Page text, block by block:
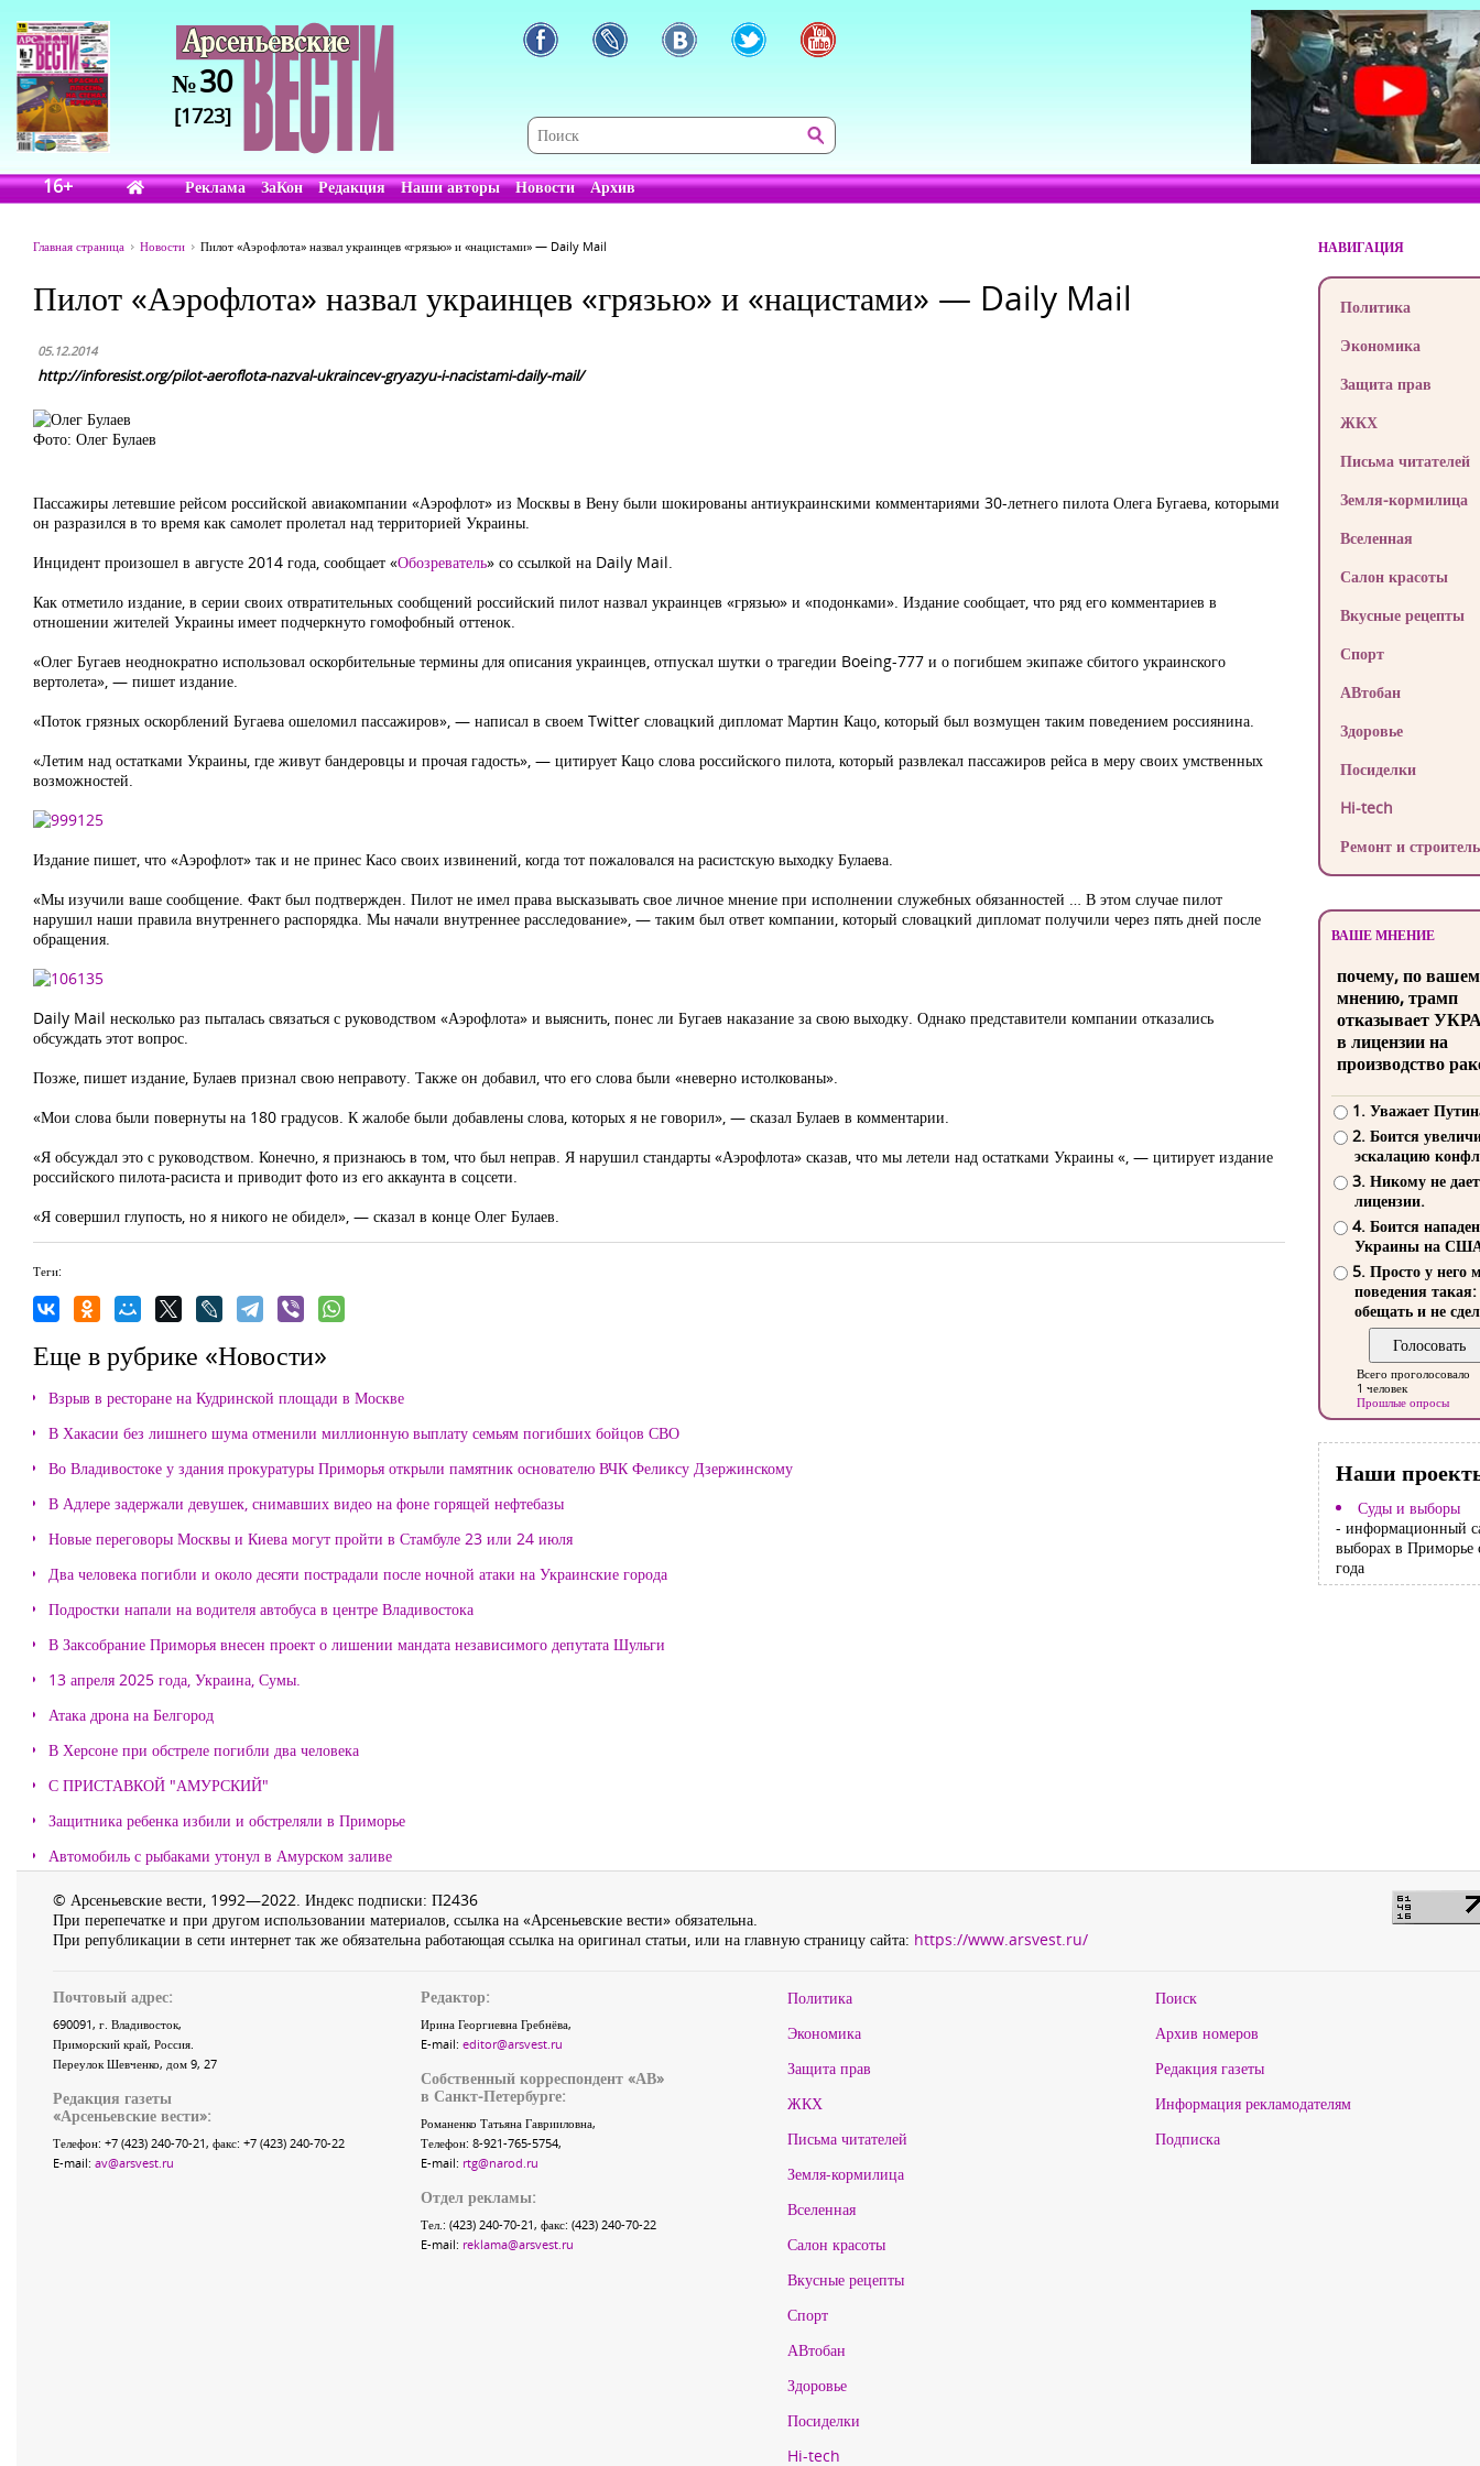
№30
[1723]
16+ Реклама ЗаКон Редакция Наши авторы Новости Архив
Главная страница Новости Пилот «Аэрофлота» назвал украинцев «грязью» и «нацистами» — Daily Mail
Пилот «Аэрофлота» назвал украинцев «грязью» и «нацистами» — Daily Mail
05.12.2014
http://inforesist.org/pilot-aeroflota-nazval-ukraincev-gryazyu-i-nacistami-daily-mail/
Фото: Олег Булаев
Пассажиры летевшие рейсом российской авиакомпании «Аэрофлот» из Москвы в Вену были шокированы антиукраинскими комментариями 30-летнего пилота Олега Бугаева, которыми
он разразился в то время как самолет пролетал над территорией Украины.
Инцидент произошел в августе 2014 года, сообщает «Обозреватель» со ссылкой на Daily Mail.
Как отметило издание, в серии своих отвратительных сообщений российский пилот назвал украинцев «грязью» и «подонками». Издание сообщает, что ряд его комментариев в
отношении жителей Украины имеет подчеркнуто гомофобный оттенок.
«Олег Бугаев неоднократно использовал оскорбительные термины для описания украинцев, отпускал шутки о трагедии Boeing-777 и о погибшем экипаже сбитого украинского
вертолета», — пишет издание.
«Поток грязных оскорблений Бугаева ошеломил пассажиров», — написал в своем Twitter словацкий дипломат Мартин Кацо, который был возмущен таким поведением россиянина.
«Летим над остатками Украины, где живут бандеровцы и прочая гадость», — цитирует Кацо слова российского пилота, который развлекал пассажиров рейса в меру своих умственных
возможностей.
Издание пишет, что «Аэрофлот» так и не принес Касо своих извинений, когда тот пожаловался на расистскую выходку Булаева.
«Мы изучили ваше сообщение. Факт был подтвержден. Пилот не имел права высказывать свое личное мнение при исполнении служебных обязанностей … В этом случае пилот
нарушил наши правила внутреннего распорядка. Мы начали внутреннее расследование», — таким был ответ компании, который словацкий дипломат получили через пять дней после
обращения.
Daily Mail несколько раз пыталась связаться с руководством «Аэрофлота» и выяснить, понес ли Бугаев наказание за свою выходку. Однако представители компании отказались
обсуждать этот вопрос.
Позже, пишет издание, Булаев признал свою неправоту. Также он добавил, что его слова были «неверно истолкованы».
«Мои слова были повернуты на 180 градусов. К жалобе были добавлены слова, которых я не говорил», — сказал Булаев в комментарии.
«Я обсуждал это с руководством. Конечно, я признаюсь в том, что был неправ. Я нарушил стандарты «Аэрофлота» сказав, что мы летели над остатками Украины «, — цитирует издание
российского пилота-расиста и приводит фото из его аккаунта в соцсети.
«Я совершил глупость, но я никого не обидел», — сказал в конце Олег Булаев.
Теги:
Еще в рубрике «Новости»
Взрыв в ресторане на Кудринской площади в Москве
В Хакасии без лишнего шума отменили миллионную выплату семьям погибших бойцов СВО
Во Владивостоке у здания прокуратуры Приморья открыли памятник основателю ВЧК Феликсу Дзержинскому
В Адлере задержали девушек, снимавших видео на фоне горящей нефтебазы
Новые переговоры Москвы и Киева могут пройти в Стамбуле 23 или 24 июля
Два человека погибли и около десяти пострадали после ночной атаки на Украинские города
Подростки напали на водителя автобуса в центре Владивостока
В Заксобрание Приморья внесен проект о лишении мандата независимого депутата Шульги
13 апреля 2025 года, Украина, Сумы.
Атака дрона на Белгород
В Херсоне при обстреле погибли два человека
С ПРИСТАВКОЙ "АМУРСКИЙ"
Защитника ребенка избили и обстреляли в Приморье
Автомобиль с рыбаками утонул в Амурском заливе
НАВИГАЦИЯ
Политика
Экономика
Защита прав
ЖКХ
Письма читателей
Земля-кормилица
Вселенная
Салон красоты
Вкусные рецепты
Спорт
АВтобан
Здоровье
Посиделки
Hi-tech
Ремонт и
ВАШЕ МНЕНИЕ
почему, по
мнению, трамп
отказывает
в лицензии на
производство
1. Уважает
2. Боится
эскалацию
3. Никому не
лицензии.
4. Боится
Украины на
5. Просто у него
поведения такая:
обещать и не
Всего проголосовало
1 человек
Прошлые опросы
Наши
Суды и выборы
- информационный
выборах в Приморье
года
© Арсеньевские вести, 1992—2022. Индекс подписки: П2436
При перепечатке и при другом использовании материалов, ссылка на «Арсеньевские вести» обязательна.
При републикации в сети интернет так же обязательна работающая ссылка на оригинал статьи, или на главную страницу сайта: https://www.arsvest.ru/
Почтовый адрес:
690091, г. Владивосток,
Приморский край, Россия.
Переулок Шевченко, дом 9, 27
Редакция газеты
«Арсеньевские вести»:
Телефон: +7 (423) 240-70-21, факс: +7 (423) 240-70-22
E-mail: av@arsvest.ru
Редактор:
Ирина Георгиевна Гребнёва,
E-mail: editor@arsvest.ru
Собственный корреспондент «АВ»
в Санкт-Петербурге:
Романенко Татьяна Гаврииловна,
Телефон: 8-921-765-5754,
E-mail: rtg@narod.ru
Отдел рекламы:
Тел.: (423) 240-70-21, факс: (423) 240-70-22
E-mail: reklama@arsvest.ru
Политика
Экономика
Защита прав
ЖКХ
Письма читателей
Земля-кормилица
Вселенная
Салон красоты
Вкусные рецепты
Спорт
АВтобан
Здоровье
Посиделки
Hi-tech
Поиск
Архив номеров
Редакция газеты
Информация рекламодателям
Подписка